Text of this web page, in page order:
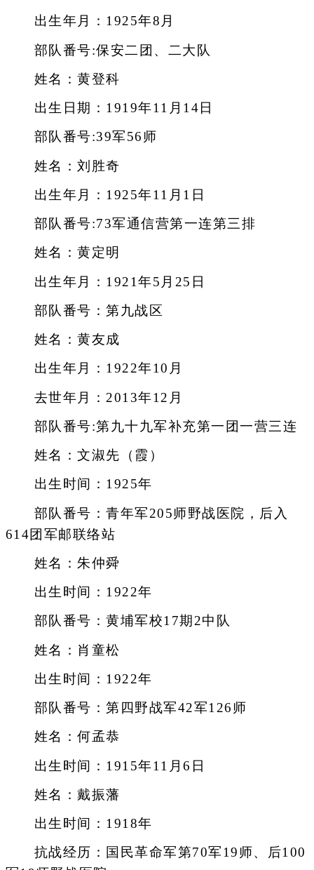
出生年月：1925年8月
部队番号:保安二团、二大队
姓名：黄登科
出生日期：1919年11月14日
部队番号:39军56师
姓名：刘胜奇
出生年月：1925年11月1日
部队番号:73军通信营第一连第三排
姓名：黄定明
出生年月：1921年5月25日
部队番号：第九战区
姓名：黄友成
出生年月：1922年10月
去世年月：2013年12月
部队番号:第九十九军补充第一团一营三连
姓名：文淑先（霞）
出生时间：1925年
部队番号：青年军205师野战医院，后入
614团军邮联络站
姓名：朱仲舜
出生时间：1922年
部队番号：黄埔军校17期2中队
姓名：肖童松
出生时间：1922年
部队番号：第四野战军42军126师
姓名：何孟恭
出生时间：1915年11月6日
姓名：戴振藩
出生时间：1918年
抗战经历：国民革命军第70军19师、后100